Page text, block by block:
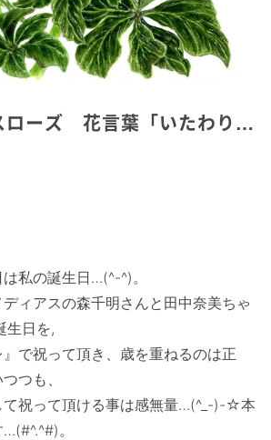
ローズ 花言葉「いたわり…
私の誕生日…(^-^)。
ィアスの森千明さんと田中奈美ちゃ
生日を,
で祝って頂き、歳を重ねるのは正
つも、
て祝って頂ける事は感無量…(^_-)-☆本
。